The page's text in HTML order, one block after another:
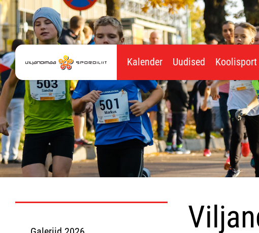
Kalender Uudised Koolisport